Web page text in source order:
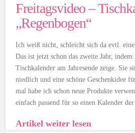
Freitagsvideo –
„Regenbogen“
Ich weiß nicht, schleicht sich da evtl.
Das ist jetzt schon das zweite Jahr,
Tischkalender am Jahresende zeige. Sie
niedlich und eine schöne Geschenkidee
mal habe ich schon neue Produkte
einfach passend für so einen Kalender der
Artikel weiter lesen